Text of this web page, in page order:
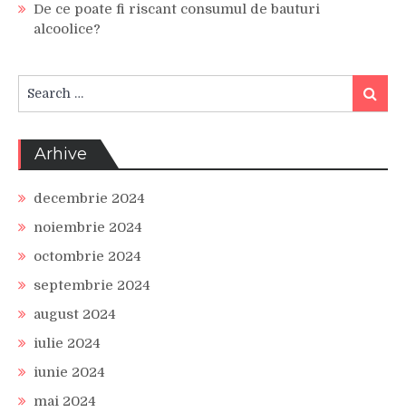
De ce poate fi riscant consumul de bauturi
alcoolice?
for:
Search
Arhive
decembrie 2024
noiembrie 2024
octombrie 2024
septembrie 2024
august 2024
iulie 2024
iunie 2024
mai 2024